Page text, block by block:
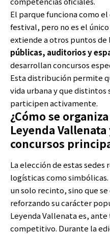
El parque funciona como
festival, pero no es el
extiende a otros puntos de
públicas, auditorios y
desarrollan concursos
Esta distribución permite
vida urbana y que
participen activamente.
¿Cómo se
Leyenda
concursos
La elección de estas
logísticas como
un solo recinto, sino que
reforzando su carácter
Leyenda Vallenata es,
competitivo. Durante la